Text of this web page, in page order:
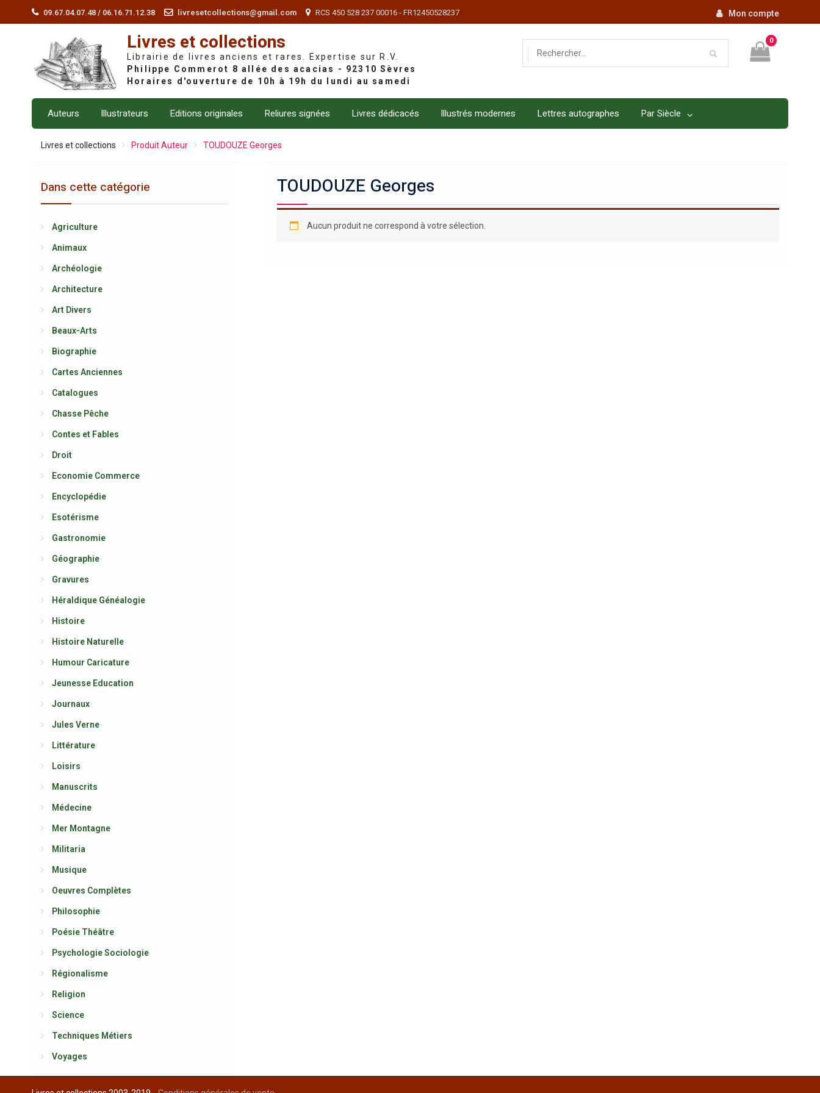
09.67.04.07.48 / 06.16.71.12.38 livresetcollections@gmail.com RCS 450 528 237 00016 - FR12450528237 Mon compte
Livres et collections
Librairie de livres anciens et rares. Expertise sur R.V.
0
Auteurs Illustrateurs Editions originales Reliures signées Livres dédicacés Illustrés modernes Lettres autographes Par Siècle
Livres et collections Produit Auteur TOUDOUZE Georges
TOUDOUZE Georges
Aucun produit ne correspond à votre sélection.
Dans cette catégorie
Agriculture
Animaux
Archéologie
Architecture
Art Divers
Beaux-Arts
Biographie
Cartes Anciennes
Catalogues
Chasse Pêche
Contes et Fables
Droit
Economie Commerce
Encyclopédie
Esotérisme
Gastronomie
Géographie
Gravures
Héraldique Généalogie
Histoire
Histoire Naturelle
Humour Caricature
Jeunesse Education
Journaux
Jules Verne
Littérature
Loisirs
Manuscrits
Médecine
Mer Montagne
Militaria
Musique
Oeuvres Complètes
Philosophie
Poésie Théâtre
Psychologie Sociologie
Régionalisme
Religion
Science
Techniques Métiers
Voyages